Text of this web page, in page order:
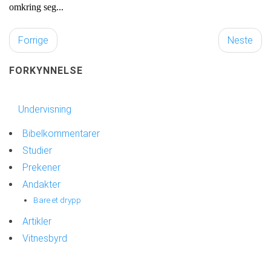
omkring seg...
Forrige Neste
FORKYNNELSE
Undervisning
Bibelkommentarer
Studier
Prekener
Andakter
Bare et drypp
Artikler
Vitnesbyrd